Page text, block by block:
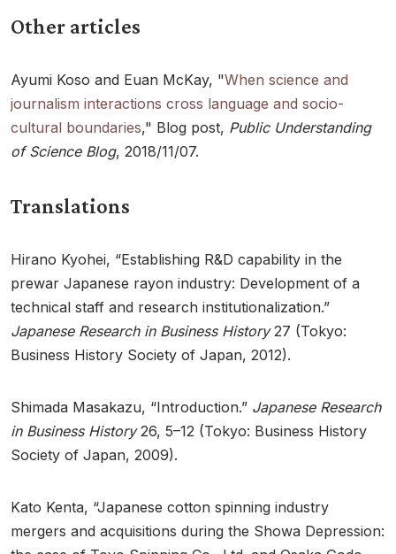
Other articles
Ayumi Koso and Euan McKay, "When science and
journalism interactions cross language and socio-
cultural boundaries," Blog post, Public Understanding
of Science Blog, 2018/11/07.
Translations
Hirano Kyohei, “Establishing R&D capability in the
prewar Japanese rayon industry: Development of a
technical staff and research institutionalization.”
Japanese Research in Business History27 (Tokyo:
Business History Society of Japan, 2012).
Shimada Masakazu, “Introduction.” Japanese Research
in Business History26, 5–12 (Tokyo: Business History
Society of Japan, 2009).
Kato Kenta, “Japanese cotton spinning industry
mergers and acquisitions during the Showa Depression: